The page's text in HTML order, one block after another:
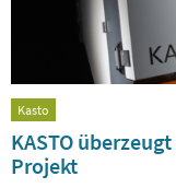
Kasto
KASTO
Projekt